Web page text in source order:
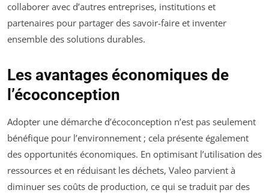
collaborer avec d’autres entreprises, institutions et
partenaires pour partager des savoir-faire et inventer
ensemble des solutions durables.
Les avantages économiques de
l’écoconception
Adopter une démarche d’écoconception n’est pas seulement
bénéfique pour l’environnement ; cela présente également
des opportunités économiques. En optimisant l’utilisation des
ressources et en réduisant les déchets, Valeo parvient à
diminuer ses coûts de production, ce qui se traduit par des